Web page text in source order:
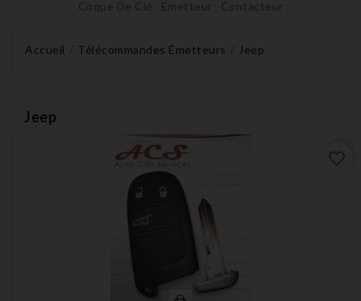
Coque De Clé
Emetteur Contacteur
Accueil Télécommandes Émetteurs Jeep
Jeep